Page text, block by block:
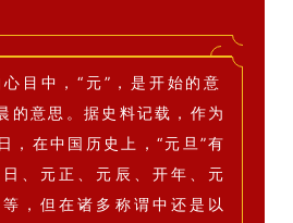
目中，“元”，是开始的意
的意思。 据史料记载，作为
，在中国历史上，“元旦”有
、元正、元辰、开年、元
，但在诸多称谓中还是以